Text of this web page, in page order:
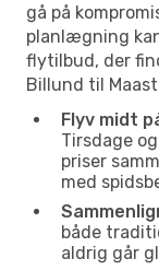
gå på
planlægning
flytilbud, der
Billund til
Flyv midt
Tirsdage
priser
med
både
aldrig går